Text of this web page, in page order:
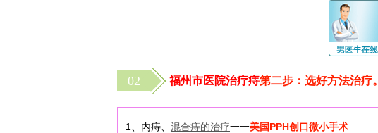
02 福州市医院治疗痔第二步：选好方法治疗。
1、内痔、 混合痔的治疗一一美国PPH创口微小手术